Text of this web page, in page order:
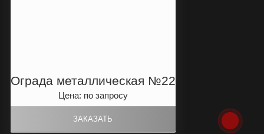
Ограда металлическая №22
Цена: по запросу